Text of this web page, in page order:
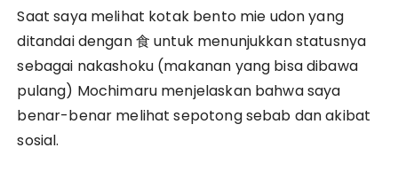
Saat saya melihat kotak bento mie udon yang
ditandai dengan 食 untuk menunjukkan statusnya
sebagai nakashoku (makanan yang bisa dibawa
pulang) Mochimaru menjelaskan bahwa saya
benar-benar melihat sepotong sebab dan akibat
sosial.